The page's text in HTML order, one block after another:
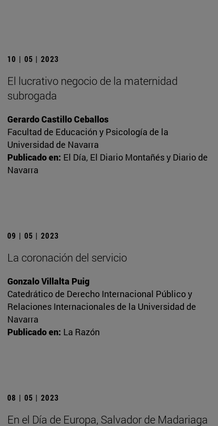
10 | 05 | 2023
El lucrativo negocio de la maternidad
subrogada
Gerardo Castillo Ceballos
Facultad de Educación y Psicología de la
Universidad de Navarra
Publicado en: El Día, El Diario Montañés y Diario de
Navarra
09 | 05 | 2023
La coronación del servicio
Gonzalo Villalta Puig
Catedrático de Derecho Internacional Público y
Relaciones Internacionales de la Universidad de
Navarra
Publicado en: La Razón
08 | 05 | 2023
En el Día de Europa, Salvador de Madariaga